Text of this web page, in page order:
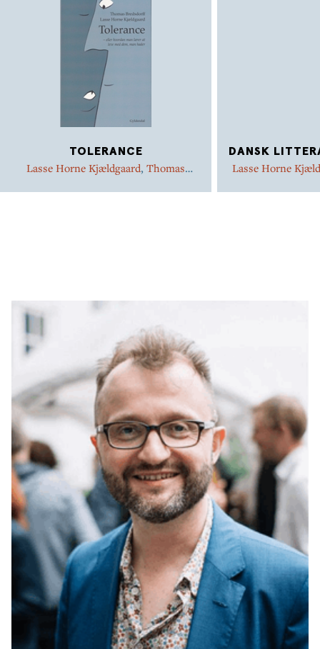
TOLERANCE
Lasse Horne Kjældgaard, Thomas
DANSK
Lasse Horne